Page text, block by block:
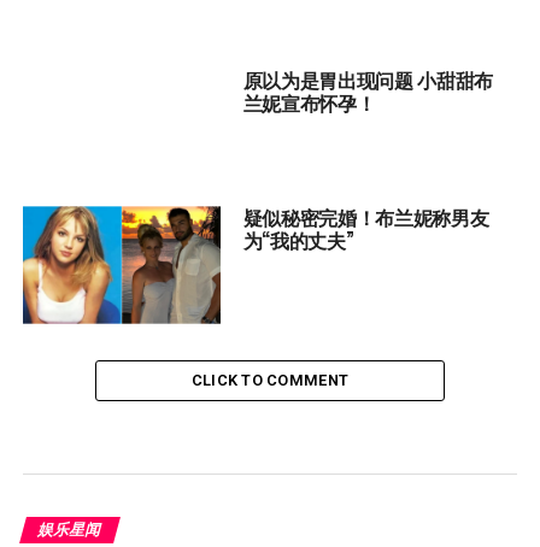
原以为是胃出现问题 小甜甜布
兰妮宣布怀孕！
疑似秘密完婚！布兰妮称男友
为“我的丈夫”
CLICK TO COMMENT
娱乐星闻